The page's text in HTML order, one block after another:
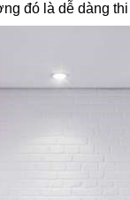
đó là dễ dàng